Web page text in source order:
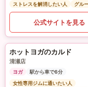
ストレスを解消したい人
グル
公式サイトを見る
ホットヨガのカルド
清瀬店
ヨガ
駅から車で6分
女性専用ジムに通いたい人